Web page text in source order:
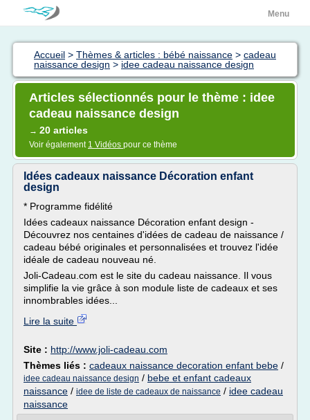
Menu
Accueil > Thèmes & articles : bébé naissance > cadeau
naissance design > idee cadeau naissance design
Articles sélectionnés pour le thème : idee
cadeau naissance design
→ 20 articles
Voir également 1 Vidéos pour ce thème
Idées cadeaux naissance Décoration enfant
design
* Programme fidélité
Idées cadeaux naissance Décoration enfant design -
Découvrez nos centaines d'idées de cadeau de naissance /
cadeau bébé originales et personnalisées et trouvez l'idée
idéale de cadeau nouveau né.
Joli-Cadeau.com est le site du cadeau naissance. Il vous
simplifie la vie grâce à son module liste de cadeaux et ses
innombrables idées...
Lire la suite
Site : http://www.joli-cadeau.com
Thèmes liés : cadeaux naissance decoration enfant bebe /
idee cadeau naissance design / bebe et enfant cadeaux
naissance / idee de liste de cadeaux de naissance / idee cadeau
naissance